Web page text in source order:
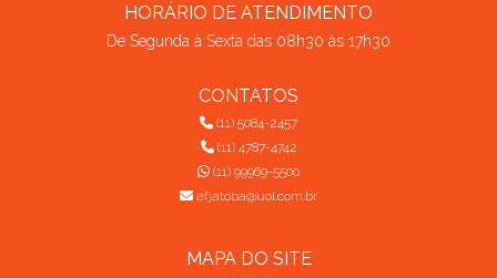
HORÁRIO DE ATENDIMENTO
De Segunda à Sexta das 08h30 às 17h30
CONTATOS
(11) 5084-2457
(11) 4787-4742
(11) 99969-5500
efjatoba@uol.com.br
MAPA DO SITE